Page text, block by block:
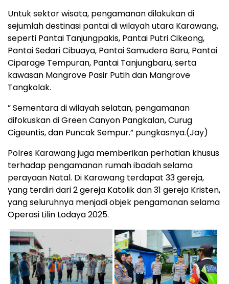
Untuk sektor wisata, pengamanan dilakukan di
sejumlah destinasi pantai di wilayah utara Karawang,
seperti Pantai Tanjungpakis, Pantai Putri Cikeong,
Pantai Sedari Cibuaya, Pantai Samudera Baru, Pantai
Ciparage Tempuran, Pantai Tanjungbaru, serta
kawasan Mangrove Pasir Putih dan Mangrove
Tangkolak.
” Sementara di wilayah selatan, pengamanan
difokuskan di Green Canyon Pangkalan, Curug
Cigeuntis, dan Puncak Sempur.” pungkasnya.(Jay)
Polres Karawang juga memberikan perhatian khusus
terhadap pengamanan rumah ibadah selama
perayaan Natal. Di Karawang terdapat 33 gereja,
yang terdiri dari 2 gereja Katolik dan 31 gereja Kristen,
yang seluruhnya menjadi objek pengamanan selama
Operasi Lilin Lodaya 2025.